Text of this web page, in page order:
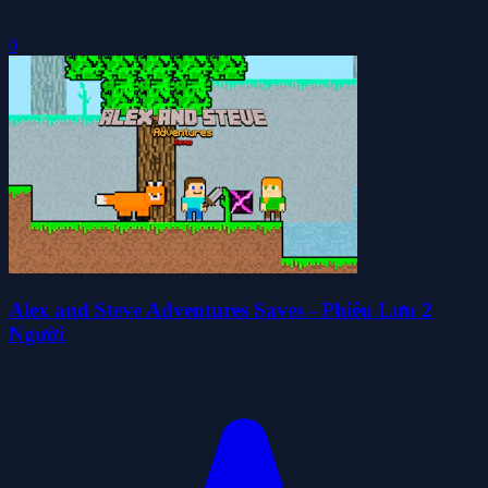
0
Alex and Steve Adventures Saves - Phiêu Lưu 2
Người